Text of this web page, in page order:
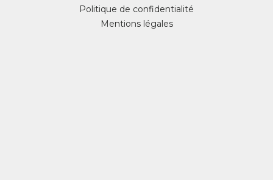
Politique de confidentialité
Mentions légales